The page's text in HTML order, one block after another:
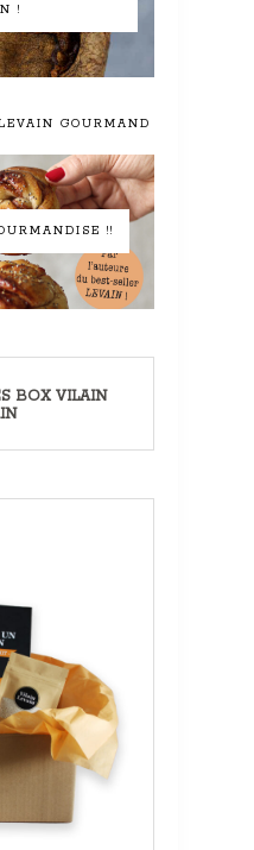
!
GOURMAND »
!!
BOX VILAIN